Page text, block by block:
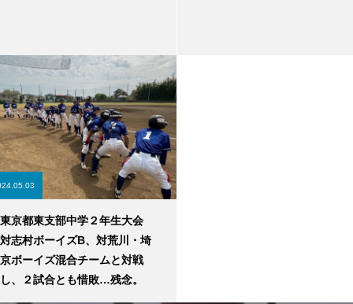
東京都東支部中学２年生大会
対志村ボーイズB、対荒川・埼
京ボーイズ混合チームと対戦
し、２試合とも惜敗…残念。